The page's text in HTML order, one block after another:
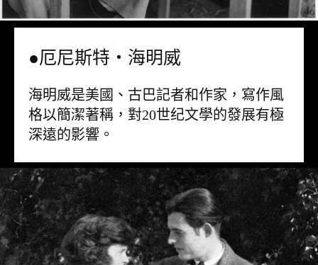
●厄尼斯特・海明威
海明威是美國、古巴記者和作家，寫作風
格以簡潔著稱，對20世纪文學的發展有極
深遠的影響。